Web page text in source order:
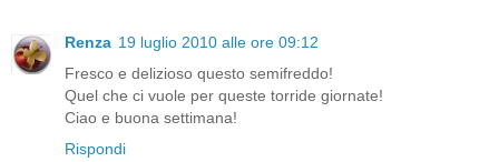
Renza 19 luglio 2010 alle ore 09:12
Fresco e delizioso questo semifreddo!
Quel che ci vuole per queste torride giornate!
Ciao e buona settimana!
Rispondi